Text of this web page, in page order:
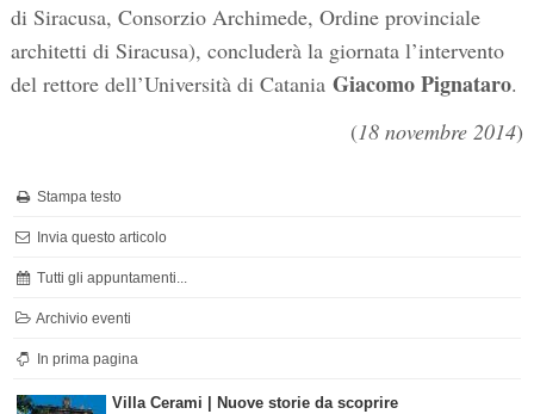
di Siracusa, Consorzio Archimede, Ordine provinciale
architetti di Siracusa), concluderà la giornata l’intervento
del rettore dell’Università di Catania Giacomo Pignataro.
(18 novembre 2014)
Stampa testo
Invia questo articolo
Tutti gli appuntamenti...
Archivio eventi
In prima pagina
Villa Cerami | Nuove storie da scoprire